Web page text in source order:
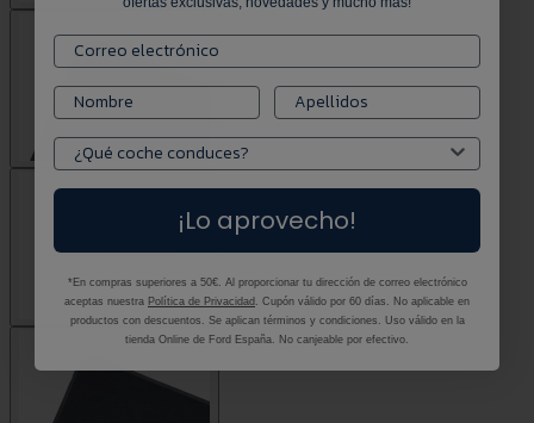
¡Lo aprovecho!
*En compras superiores a 50€. Al proporcionar tu dirección de correo electrónico
aceptas nuestra Política de Privacidad . Cupón válido por 60 días. No aplicable en
productos con descuentos. Se aplican términos y condiciones. Uso válido en la
tienda Online de Ford España. No canjeable por efectivo.